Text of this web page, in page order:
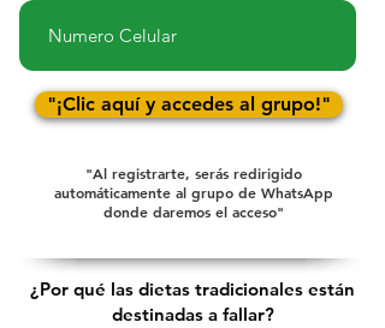
"¡Clic aquí y accedes al grupo!"
"Al registrarte, serás redirigido
automáticamente al grupo de WhatsApp
donde daremos el acceso"
¿Por qué las dietas tradicionales están
destinadas a fallar?